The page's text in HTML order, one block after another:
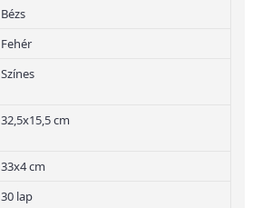
Bézs
Fehér
Színes
32,5x15,5 cm
33x4 cm
30 lap